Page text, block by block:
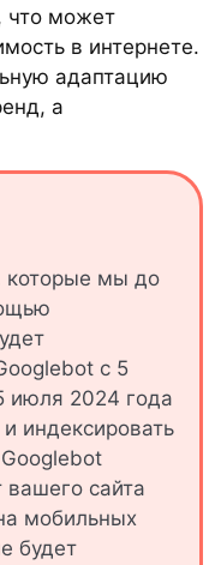
что может
в интернете.
адаптацию
а
которые мы до
с 5
июля 2024 года
индексировать
вашего сайта
мобильных
будет